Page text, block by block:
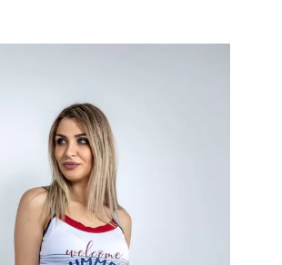
Donji veš
Spavaćice